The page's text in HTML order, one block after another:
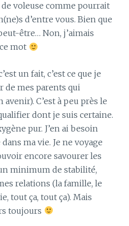
voleuse comme pourrait
d’entre vous. Bien que
être… Non, j’aimais
mot
un fait, c’est ce que je
de mes parents qui
C’est à peu près le
dont je suis certaine.
pur. J’en ai besoin
ma vie. Je ne voyage
encore savourer les
minimum de stabilité,
relations (la famille, le
tout ça, tout ça). Mais
toujours